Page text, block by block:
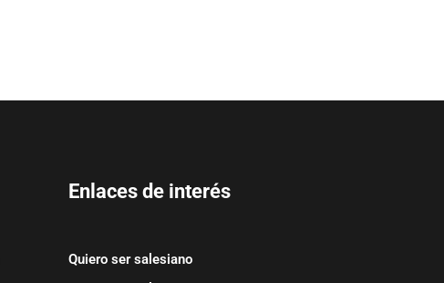
Enlaces de interés
Quiero ser salesiano